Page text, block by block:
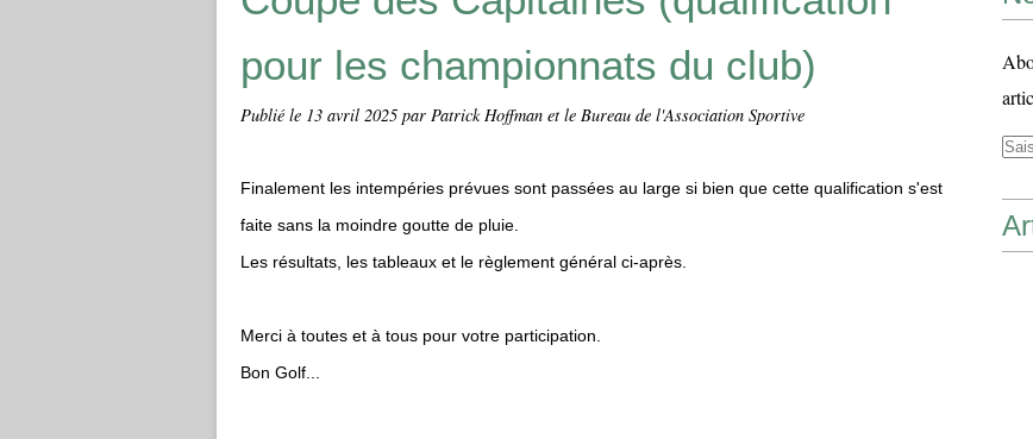
pour les championnats du club)
Publié le 13 avril 2025 par Patrick Hoffman et le Bureau de l'Association Sportive
Finalement les intempéries prévues sont passées au large si bien que cette qualification s'est
faite sans la moindre goutte de pluie.
Les résultats, les tableaux et le règlement général ci-après.
Merci à toutes et à tous pour votre participation.
Bon Golf...